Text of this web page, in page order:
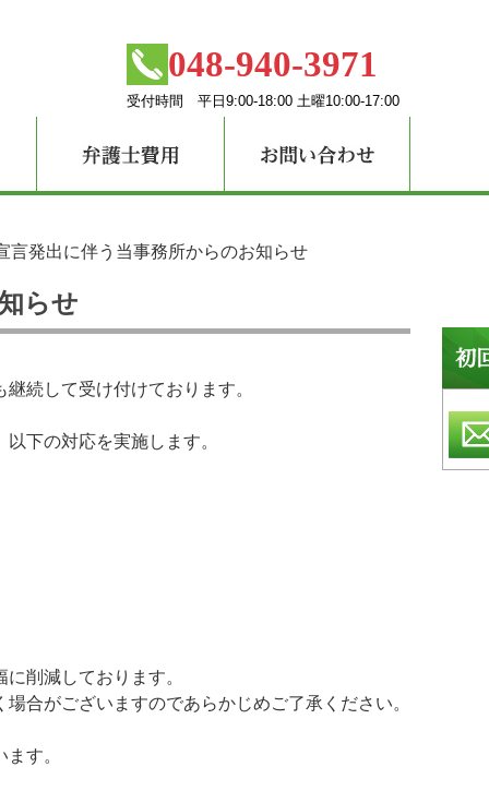
048-940-3971
受付時間 平日9:00-18:00 土曜10:00-17:00
言発出に伴う当事務所からのお知らせ
らせ
続して受け付けております。
下の対応を実施します。
削減しております。
合がございますのであらかじめご了承ください。
す。